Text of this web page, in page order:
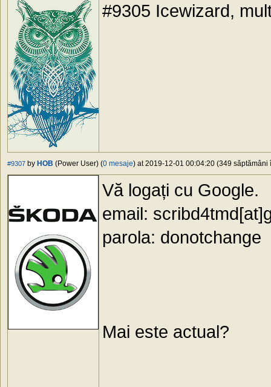
#9305 Icewizard,
#9307 by HOB (Power User) (0 mesaje) at 2019-12-01 00:04:20 (349 săptămâni
Vă logați cu Google.
email:
parola: donotchange
Mai este actual?